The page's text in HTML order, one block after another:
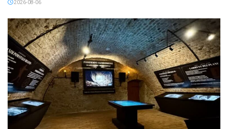
2026-08-06